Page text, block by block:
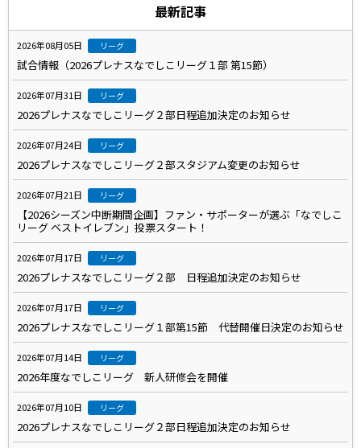
最新記事
2026年08月05日 リーグ
試合情報（2026プレナスなでしこリーグ１部 第15節）
2026年07月31日 リーグ
2026プレナスなでしこリーグ２部日程追加決定のお知らせ
2026年07月24日 リーグ
2026プレナスなでしこリーグ２部スタジアム変更のお知らせ
2026年07月21日 リーグ
【2026シーズン中断期間企画】ファン・サポーターが選ぶ「なでしこ
リーグ ベストイレブン」投票スタート！
2026年07月17日 リーグ
2026プレナスなでしこリーグ２部 日程追加決定のお知らせ
2026年07月17日 リーグ
2026プレナスなでしこリーグ１部第15節 代替開催日決定のお知らせ
2026年07月14日 リーグ
2026年度なでしこリーグ 新人研修会を開催
2026年07月10日 リーグ
2026プレナスなでしこリーグ２部日程追加決定のお知らせ